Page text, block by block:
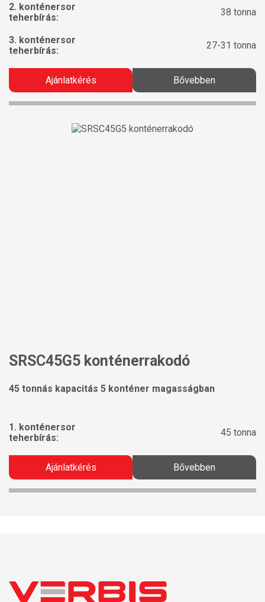
2. konténersor
teherbírás:
38 tonna
3. konténersor
teherbírás:
27-31 tonna
Ajánlatkérés Bővebben
SRSC45G5 konténerrakodó
45 tonnás kapacitás 5 konténer magasságban
1. konténersor
teherbírás:
45 tonna
Ajánlatkérés Bővebben